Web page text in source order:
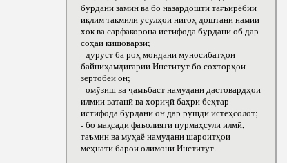
бурдани замин ва бо назардошти тағъирёбии
иқлим такмили усулҳои нигоҳ доштани намии
хок ва сарфакорона истифода бурдани об дар
соҳаи кишоварзӣ;
- дуруст ба роҳ мондани муносибатҳои
байниҳамдигарии Институт бо сохторҳои
зертобеи он;
- омӯзиш ва ҷамъбаст намудани дастовардҳои
илмии ватанӣ ва хориҷӣ баҳри беҳтар
истифода бурдани он дар рушди истеҳсолот;
- бо мақсади фаъолияти пурмаҳсули илмӣ,
таъмин ва муҳаё намудани шароитҳои
меҳнатӣ барои олимони Институт.